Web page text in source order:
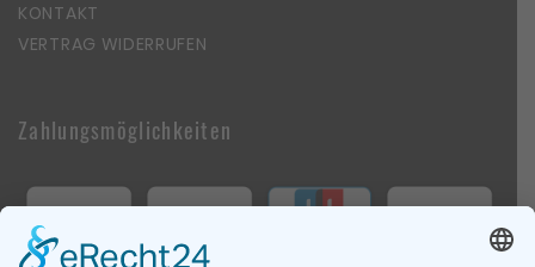
KONTAKT
VERTRAG WIDERRUFEN
Zahlungsmöglichkeiten